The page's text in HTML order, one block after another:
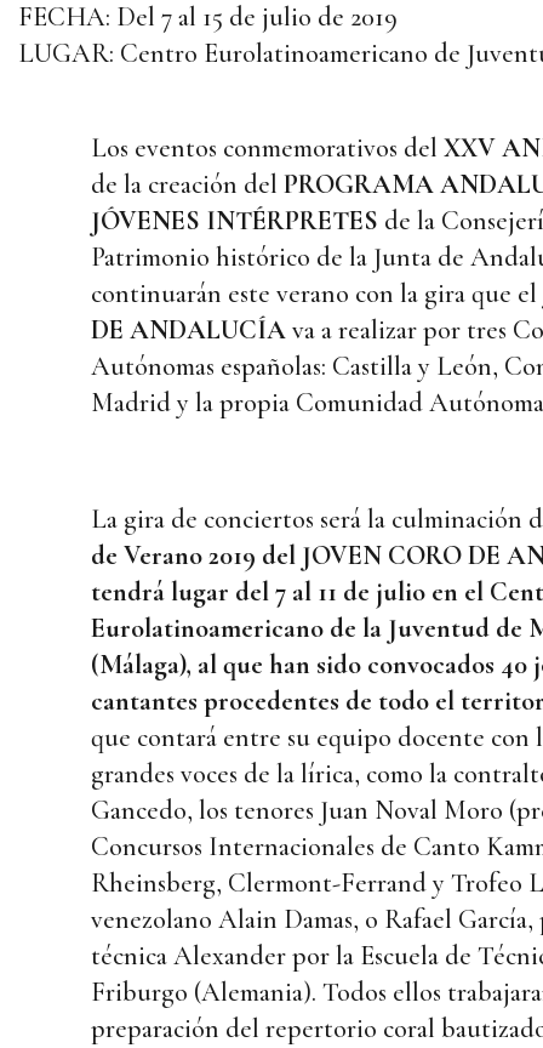
FECHA: Del 7 al 15 de julio de 2019
LUGAR: Centro Eurolatinoamericano de
Los eventos conmemorativos del XXV
de la creación del PROGRAMA
JÓVENES INTÉRPRETES de la
Patrimonio histórico de la Junta de
continuarán este verano con la gira que el
DE ANDALUCÍAva a realizar por tres
Autónomas españolas: Castilla y León,
Madrid y la propia Comunidad
La gira de conciertos será la culminación
de Verano 2019 del JOVEN CORO DE
tendrá lugar del 7 al 11 de julio en el
Eurolatinoamericano de la Juventud de
(Málaga), al que han sido convocados 40
cantantes procedentes de todo el
que contará entre su equipo docente con
grandes voces de la lírica, como la
Gancedo, los tenores Juan Noval Moro
Concursos Internacionales de Canto
Rheinsberg, Clermont-Ferrand y Trofeo
venezolano Alain Damas, o Rafael
técnica Alexander por la Escuela de
Friburgo (Alemania). Todos ellos
preparación del repertorio coral